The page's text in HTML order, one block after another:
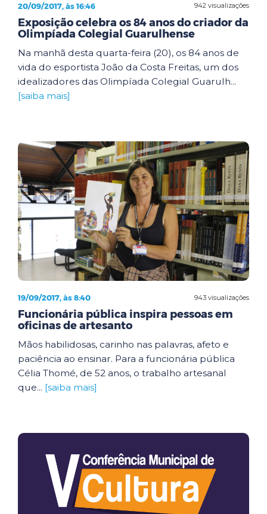
942 visualizações
20/09/2017, às 16:46
Exposição celebra os 84 anos do criador da
Olimpíada Colegial Guarulhense
Na manhã desta quarta-feira (20), os 84 anos de
vida do esportista João da Costa Freitas, um dos
idealizadores das Olimpíada Colegial Guarulh...
[saiba mais]
943 visualizações
19/09/2017, às 8:40
Funcionária pública inspira pessoas em
oficinas de artesanto
Mãos habilidosas, carinho nas palavras, afeto e
paciência ao ensinar. Para a funcionária pública
Célia Thomé, de 52 anos, o trabalho artesanal
que... [saiba mais]